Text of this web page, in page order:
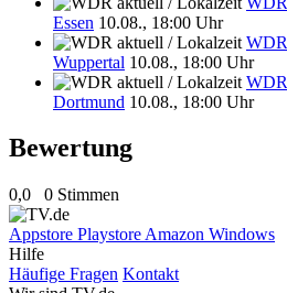
Essen 10.08., 18:00 Uhr
Wuppertal 10.08., 18:00 Uhr
Dortmund 10.08., 18:00 Uhr
Bewertung
0,0 0 Stimmen
Appstore Playstore Amazon Windows
Hilfe
Häufige Fragen Kontakt